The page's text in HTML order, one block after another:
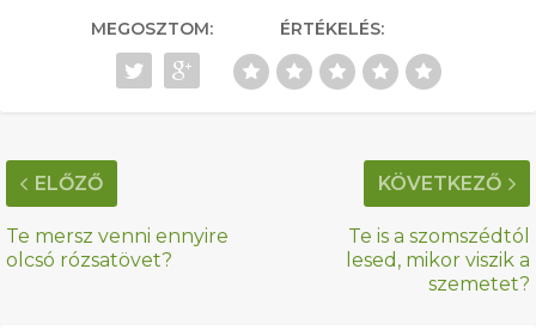
MEGOSZTOM: ÉRTÉKELÉS:
ELŐZŐ
Te mersz venni ennyire
olcsó rózsatövet?
KÖVETKEZŐ
Te is a szomszédtól
lesed, mikor viszik a
szemetet?